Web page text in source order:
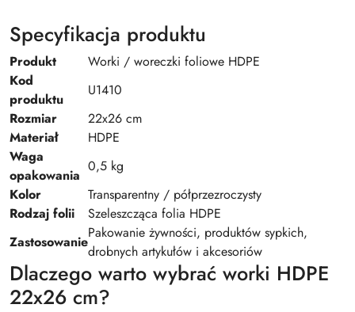
Specyfikacja produktu
Produkt
Worki / woreczki foliowe HDPE
Kod
produktu
U1410
Rozmiar
22x26 cm
Materiał
HDPE
Waga
opakowania
0,5 kg
Kolor
Transparentny / półprzezroczysty
Rodzaj folii
Szeleszcząca folia HDPE
Zastosowanie
Pakowanie żywności, produktów sypkich,
drobnych artykułów i akcesoriów
Dlaczego warto wybrać worki HDPE
22x26 cm?